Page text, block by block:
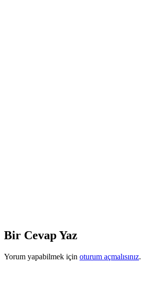
Bir Cevap Yaz
Yorum yapabilmek için oturum açmalısınız.